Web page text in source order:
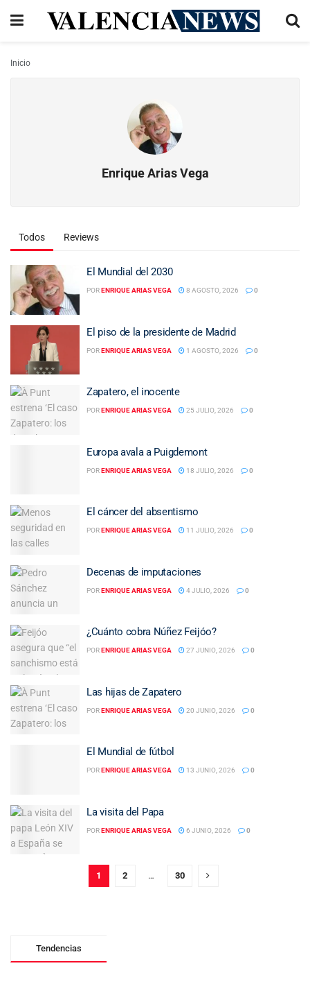
Inicio
Enrique Arias Vega
Todos Reviews
El Mundial del 2030
PORENRIQUE ARIAS VEGA 8 AGOSTO, 2026 0
El piso de la presidente de Madrid
PORENRIQUE ARIAS VEGA 1 AGOSTO, 2026 0
Zapatero, el inocente
PORENRIQUE ARIAS VEGA 25 JULIO, 2026 0
Europa avala a Puigdemont
PORENRIQUE ARIAS VEGA 18 JULIO, 2026 0
El cáncer del absentismo
PORENRIQUE ARIAS VEGA 11 JULIO, 2026 0
Decenas de imputaciones
PORENRIQUE ARIAS VEGA 4 JULIO, 2026 0
¿Cuánto cobra Núñez Feijóo?
PORENRIQUE ARIAS VEGA 27 JUNIO, 2026 0
Las hijas de Zapatero
PORENRIQUE ARIAS VEGA 20 JUNIO, 2026 0
El Mundial de fútbol
PORENRIQUE ARIAS VEGA 13 JUNIO, 2026 0
La visita del Papa
PORENRIQUE ARIAS VEGA 6 JUNIO, 2026 0
1 2 … 30
Tendencias